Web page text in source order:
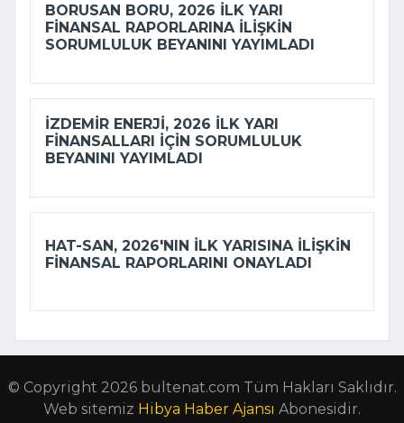
BORUSAN BORU, 2026 ILK YARI
FINANSAL RAPORLARINA ILIŞKIN
SORUMLULUK BEYANINI YAYIMLADI
İZDEMİR ENERJI, 2026 ILK YARI
FINANSALLARI IÇIN SORUMLULUK
BEYANINI YAYIMLADI
HAT-SAN, 2026'NIN ILK YARISINA ILIŞKIN
FINANSAL RAPORLARINI ONAYLADI
© Copyright 2026 bultenat.com Tüm Hakları Saklıdır.
Web sitemiz Hibya Haber Ajansı Abonesidir.